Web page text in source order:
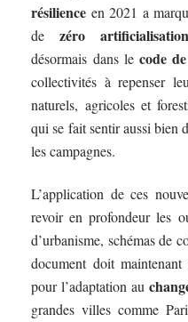
résilience en 2021 a
dezéro
désormais dans le code
collectivités à repenser
naturels, agricoles et
qui se fait sentir aussi bien
les campagnes.
L’application de ces
revoir en profondeur les
d’urbanisme, schémas de
document doit
pour l’adaptation au
grandes villes comme